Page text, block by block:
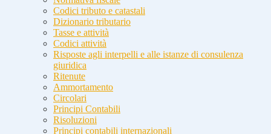
Codici tributo e catastali
Dizionario tributario
Tasse e attività
Codici attività
Risposte agli interpelli e alle istanze di consulenza
giuridica
Ritenute
Ammortamento
Circolari
Principi Contabili
Risoluzioni
Principi contabili internazionali